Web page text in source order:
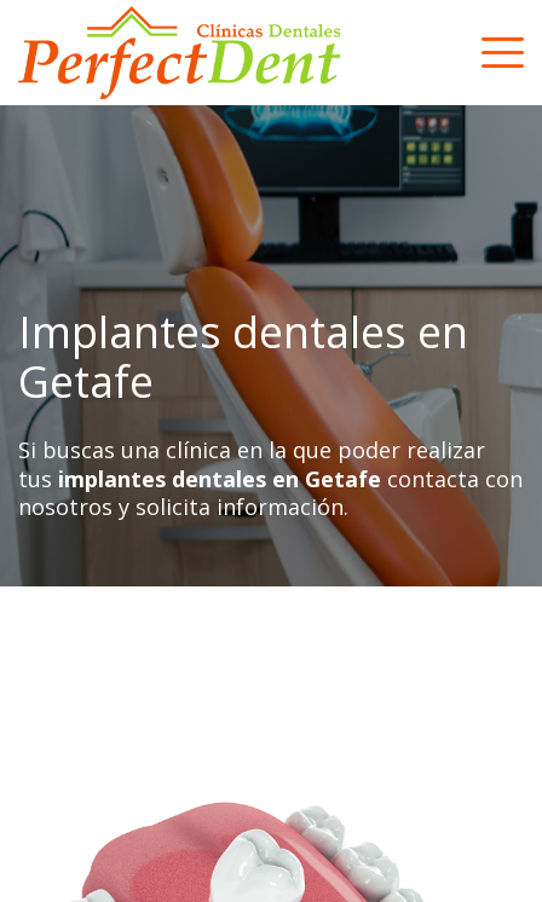
content
Implantes dentales en
Getafe
Si buscas una clínica en la que poder realizar
tus implantes dentales en Getafe contacta con
nosotros y solicita información.